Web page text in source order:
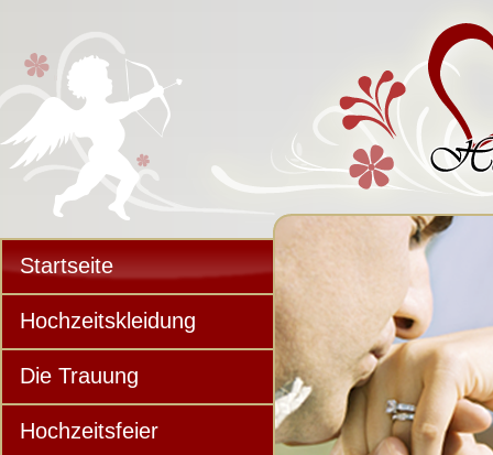
Startseite
Hochzeitskleidung
Die Trauung
Hochzeitsfeier